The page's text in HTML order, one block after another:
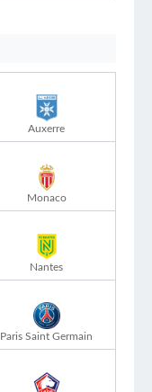
Auxerre
Monaco
Nantes
Paris Saint Germain